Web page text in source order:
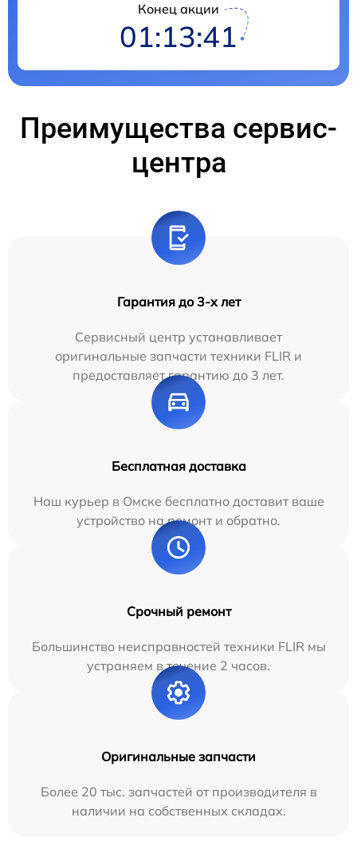
Конец акции
01:13:40
Преимущества сервис-
центра
Гарантия до 3-х лет
Сервисный центр устанавливает
оригинальные запчасти техники FLIR и
предоставляет гарантию до 3 лет.
Бесплатная доставка
Наш курьер в Омске бесплатно доставит ваше
устройство на ремонт и обратно.
Срочный ремонт
Большинство неисправностей техники FLIR мы
устраняем в течение 2 часов.
Оригинальные запчасти
Более 20 тыс. запчастей от производителя в
наличии на собственных складах.